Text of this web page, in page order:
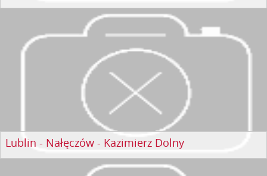
Lublin - Nałęczów - Kazimierz Dolny